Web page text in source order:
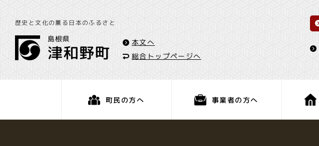
歴史と文化の薫る日本のふるさと
本文へ
総合トップページへ
町民の方へ 事業者の方へ